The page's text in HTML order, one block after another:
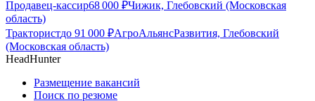
Продавец-кассир68 000 ₽Чижик, Глебовский (Московская
область)
Трактористдо 91 000 ₽АгроАльянсРазвития, Глебовский
(Московская область)
HeadHunter
Размещение вакансий
Поиск по резюме